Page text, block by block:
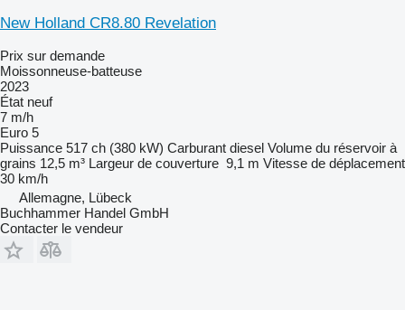
New Holland CR8.80 Revelation
Prix sur demande
Moissonneuse-batteuse
2023
État neuf
7 m/h
Euro 5
Puissance 517 ch (380 kW) Carburant diesel Volume du réservoir à
grains 12,5 m³ Largeur de couverture 9,1 m Vitesse de déplacement
30 km/h
Allemagne, Lübeck
Buchhammer Handel GmbH
Contacter le vendeur